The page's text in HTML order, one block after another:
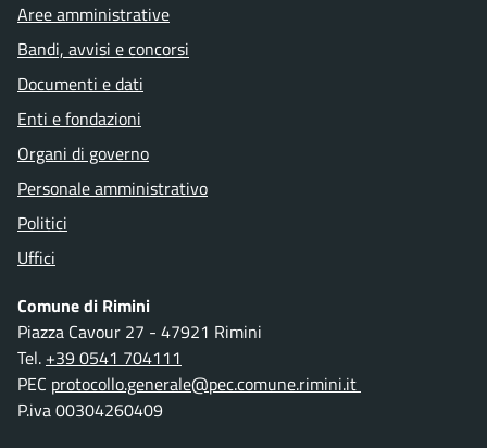
Aree amministrative
Bandi, avvisi e concorsi
Documenti e dati
Enti e fondazioni
Organi di governo
Personale amministrativo
Politici
Uffici
Comune di Rimini
Piazza Cavour 27 - 47921 Rimini
Tel. +39 0541 704111
PEC protocollo.generale@pec.comune.rimini.it
P.iva 00304260409